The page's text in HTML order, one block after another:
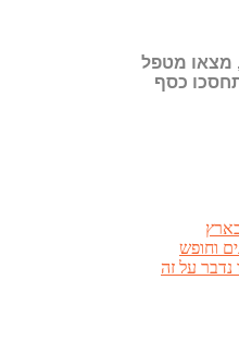
מצאו מטפל
כסף
וחופש
נדבר על זה